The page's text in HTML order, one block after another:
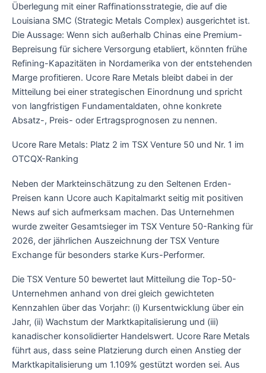
Überlegung mit einer Raffinationsstrategie, die auf die
Louisiana SMC (Strategic Metals Complex) ausgerichtet ist.
Die Aussage: Wenn sich außerhalb Chinas eine Premium-
Bepreisung für sichere Versorgung etabliert, könnten frühe
Refining-Kapazitäten in Nordamerika von der entstehenden
Marge profitieren. Ucore Rare Metals bleibt dabei in der
Mitteilung bei einer strategischen Einordnung und spricht
von langfristigen Fundamentaldaten, ohne konkrete
Absatz-, Preis- oder Ertragsprognosen zu nennen.
Ucore Rare Metals: Platz 2 im TSX Venture 50 und Nr. 1 im
OTCQX-Ranking
Neben der Markteinschätzung zu den Seltenen Erden-
Preisen kann Ucore auch Kapitalmarkt seitig mit positiven
News auf sich aufmerksam machen. Das Unternehmen
wurde zweiter Gesamtsieger im TSX Venture 50-Ranking für
2026, der jährlichen Auszeichnung der TSX Venture
Exchange für besonders starke Kurs-Performer.
Die TSX Venture 50 bewertet laut Mitteilung die Top-50-
Unternehmen anhand von drei gleich gewichteten
Kennzahlen über das Vorjahr: (i) Kursentwicklung über ein
Jahr, (ii) Wachstum der Marktkapitalisierung und (iii)
kanadischer konsolidierter Handelswert. Ucore Rare Metals
führt aus, dass seine Platzierung durch einen Anstieg der
Marktkapitalisierung um 1.109% gestützt worden sei. Aus